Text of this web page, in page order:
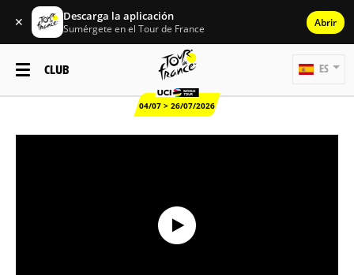
✕ Descarga la aplicación
Sumérgete en el Tour de France Abrir
CLUB
04/07 > 26/07/2026
ES